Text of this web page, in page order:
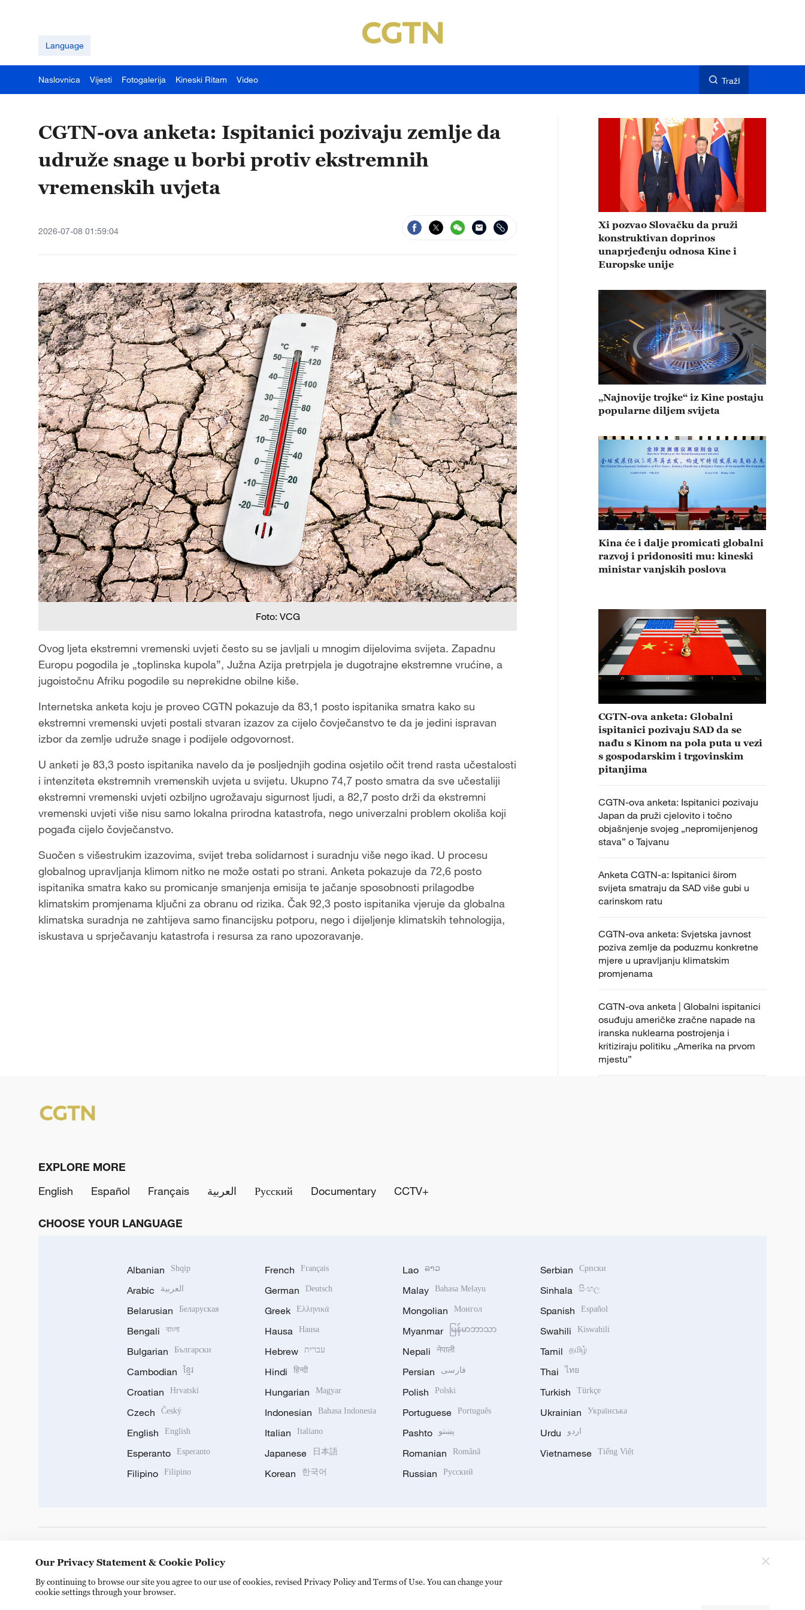
Language
Naslovnica Vijesti Fotogalerija Kineski Ritam Video TražI
CGTN-ova anketa: Ispitanici pozivaju zemlje da
udruže snage u borbi protiv ekstremnih
vremenskih uvjeta
2026-07-08 01:59:04
Foto: VCG
Ovog ljeta ekstremni vremenski uvjeti često su se javljali u mnogim dijelovima svijeta. Zapadnu
Europu pogodila je „toplinska kupola”, Južna Azija pretrpjela je dugotrajne ekstremne vrućine, a
jugoistočnu Afriku pogodile su neprekidne obilne kiše.
Internetska anketa koju je proveo CGTN pokazuje da 83,1 posto ispitanika smatra kako su
ekstremni vremenski uvjeti postali stvaran izazov za cijelo čovječanstvo te da je jedini ispravan
izbor da zemlje udruže snage i podijele odgovornost.
U anketi je 83,3 posto ispitanika navelo da je posljednjih godina osjetilo očit trend rasta učestalosti
i intenziteta ekstremnih vremenskih uvjeta u svijetu. Ukupno 74,7 posto smatra da sve učestaliji
ekstremni vremenski uvjeti ozbiljno ugrožavaju sigurnost ljudi, a 82,7 posto drži da ekstremni
vremenski uvjeti više nisu samo lokalna prirodna katastrofa, nego univerzalni problem okoliša koji
pogađa cijelo čovječanstvo.
Suočen s višestrukim izazovima, svijet treba solidarnost i suradnju više nego ikad. U procesu
globalnog upravljanja klimom nitko ne može ostati po strani. Anketa pokazuje da 72,6 posto
ispitanika smatra kako su promicanje smanjenja emisija te jačanje sposobnosti prilagodbe
klimatskim promjenama ključni za obranu od rizika. Čak 92,3 posto ispitanika vjeruje da globalna
klimatska suradnja ne zahtijeva samo financijsku potporu, nego i dijeljenje klimatskih tehnologija,
iskustava u sprječavanju katastrofa i resursa za rano upozoravanje.
Xi pozvao Slovačku da pruži
konstruktivan doprinos
unaprjeđenju odnosa Kine i
Europske unije
„Najnovije trojke“ iz Kine postaju
popularne diljem svijeta
Kina će i dalje promicati globalni
razvoj i pridonositi mu: kineski
ministar vanjskih poslova
CGTN-ova anketa: Globalni
ispitanici pozivaju SAD da se
nađu s Kinom na pola puta u vezi
s gospodarskim i trgovinskim
pitanjima
CGTN-ova anketa: Ispitanici pozivaju
Japan da pruži cjelovito i točno
objašnjenje svojeg „nepromijenjenog
stava” o Tajvanu
Anketa CGTN-a: Ispitanici širom
svijeta smatraju da SAD više gubi u
carinskom ratu
CGTN-ova anketa: Svjetska javnost
poziva zemlje da poduzmu konkretne
mjere u upravljanju klimatskim
promjenama
CGTN-ova anketa | Globalni ispitanici
osuđuju američke zračne napade na
iranska nuklearna postrojenja i
kritiziraju politiku „Amerika na prvom
mjestu”
EXPLORE MORE
English
Español Français العربية Русский Documentary CCTV+
CHOOSE YOUR LANGUAGE
Albanian Shqip
Arabic العربية
Belarusian Беларуская
Bengali বাংলা
Bulgarian Български
Cambodian ខ្មែរ
Croatian Hrvatski
Czech Český
English English
Esperanto Esperanto
Filipino Filipino
French Français
German Deutsch
Greek Ελληνικά
Hausa Hausa
Hebrew עברית
Hindi हिन्दी
Hungarian Magyar
Indonesian Bahasa Indonesia
Italian Italiano
Japanese 日本語
Korean 한국어
Lao ລາວ
Malay Bahasa Melayu
Mongolian Монгол
Myanmar မြန်မာဘာသာ
Nepali नेपाली
Persian فارسی
Polish Polski
Portuguese Português
Pashto پښتو
Romanian Română
Russian Русский
Serbian Српски
Sinhala සිංහල
Spanish Español
Swahili Kiswahili
Tamil தமிழ்
Thai ไทย
Turkish Türkçe
Ukrainian Українська
Urdu اردو
Vietnamese Tiếng Việt
Our Privacy Statement & Cookie Policy
By continuing to browse our site you agree to our use of cookies, revised Privacy Policy and Terms of Use. You can change your
cookie settings through your browser.